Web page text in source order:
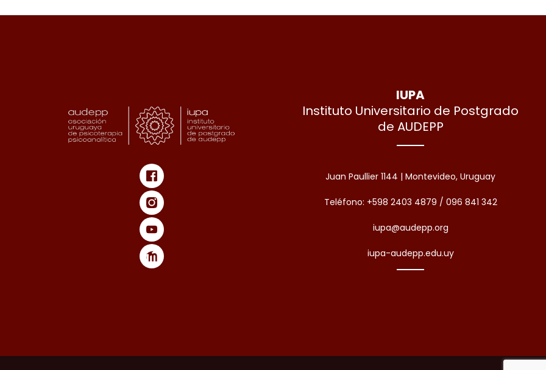
IUPA
Instituto Universitario de Postgrado
de AUDEPP
Juan Paullier 1144 | Montevideo, Uruguay
Teléfono: +598 2403 4879 / 096 841 342
iupa@audepp.org
iupa-audepp.edu.uy